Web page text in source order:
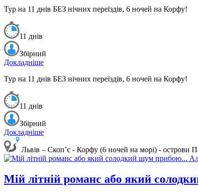
Тур на 11 днів БЕЗ нічних переїздів, 6 ночей на Корфу!
11 днів
Збірний
Докладніше
Тур на 11 днів БЕЗ нічних переїздів, 6 ночей на Корфу!
11 днів
Збірний
Докладніше
Львів – Скоп’є - Корфу (6 ночей на морі) - острови
Мій літній романс або який